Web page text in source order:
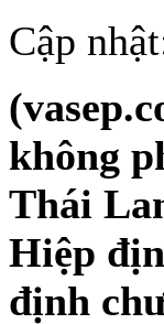
Cập
không
Thái
Hiệp
định